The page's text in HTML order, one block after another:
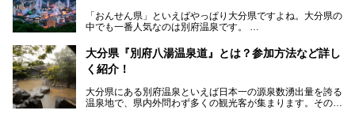
な市営温泉をまとめました。
Let’s go to Hell !
「おんせん県」といえばやっぱり大分県ですよね。大分県の
中でも一番人気なのは別府温泉です。
中いても飽きません。
普通に温泉に浸かる以外にも、別府地獄巡りや砂湯などは有
名ですよね。
別府温泉は共同湯も多く、家庭やマンションにも温泉を引い
ている所もあります。
大分県『別府八湯温泉道』とは？参加方法など詳し
く紹介！
大分県にある別府温泉といえば日本一の源泉数湧出量を誇る
温泉地で、県内外問わず多くの観光客が集まります。その別